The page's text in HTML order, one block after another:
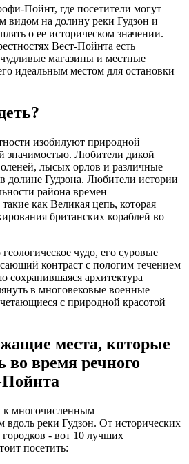
Пойнт, где посетители могут
видом на долину реки Гудзон и
о ее историческом значении.
Вест-Пойнта есть
магазины и местные
идеальным местом для остановки
изобилуют природной
значимостью. Любители дикой
лысых орлов и различные
Гудзона. Любители истории
района времен
как Великая цепь, которая
британских кораблей во
геологическое чудо, его суровые
контраст с пологим течением
сохранившаяся архитектура
в многовековые военные
с природной красотой
места, которые
во время речного
Пойнта
к многочисленным
вдоль реки Гудзон. От исторических
- вот 10 лучших
посетить: